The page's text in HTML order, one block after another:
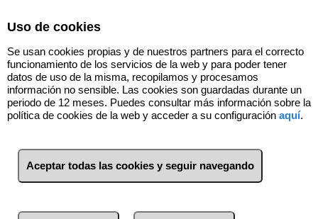
2 Inmuebles L'Eixample (València)
Uso de cookies
Se usan cookies propias y de nuestros partners para el correcto
funcionamiento de los servicios de la web y para poder tener
datos de uso de la misma, recopilamos y procesamos
información no sensible. Las cookies son guardadas durante un
periodo de 12 meses. Puedes consultar más información sobre la
política de cookies de la web y acceder a su configuración aquí.
Aceptar todas las cookies y seguir navegando